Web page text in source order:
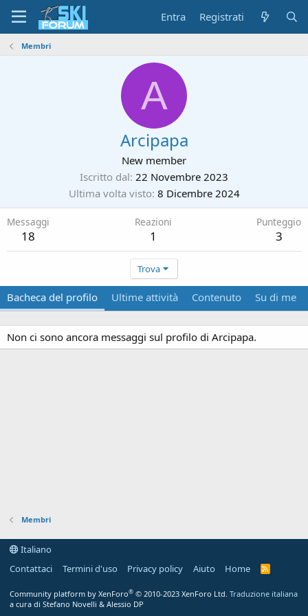
Entra Registrati
Membri
A
Arcipapa
New member
Iscritto dal 22 Novembre 2023
Ultima volta visto 8 Dicembre 2024
Messaggi
18
Reazioni
1
Punteggio
3
Trova
Bacheca del profilo Ultime attività Contenuto Su di me
Non ci sono ancora messaggi sul profilo di Arcipapa.
Membri
Italiano
Contattaci
Termini d'uso Privacy policy Aiuto Home
R
Community platform by XenForo® © 2010-2023 XenForo Ltd. Traduzione italiana
a cura di Stefano Novelli & Alessio DP